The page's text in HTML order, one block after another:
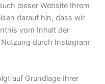
dieser Website Ihrem
darauf hin, dass wir
vom Inhalt der
durch Instagram
auf Grundlage Ihrer